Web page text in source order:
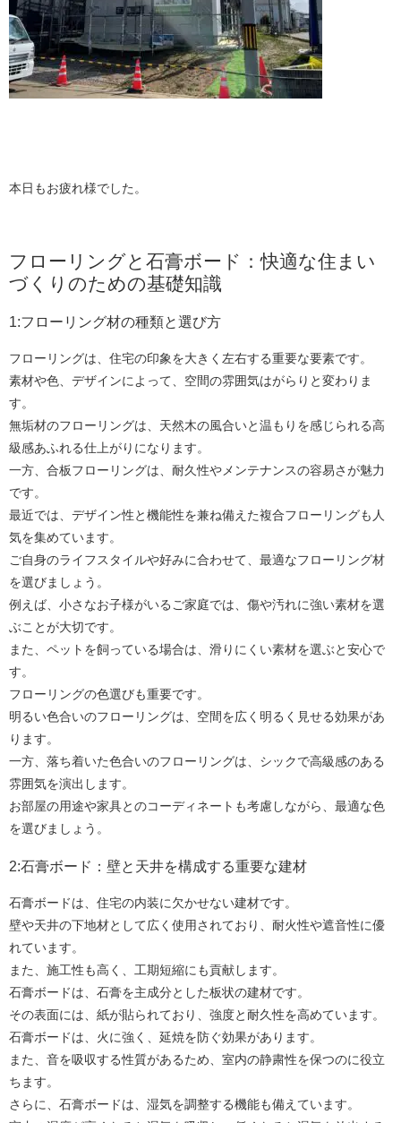
本日もお疲れ様でした。
フローリングと石膏ボード：快適な住まい
づくりのための基礎知識
1:フローリング材の種類と選び方
フローリングは、住宅の印象を大きく左右する重要な要素です。
素材や色、デザインによって、空間の雰囲気はがらりと変わりま
す。
無垢材のフローリングは、天然木の風合いと温もりを感じられる高
級感あふれる仕上がりになります。
一方、合板フローリングは、耐久性やメンテナンスの容易さが魅力
です。
最近では、デザイン性と機能性を兼ね備えた複合フローリングも人
気を集めています。
ご自身のライフスタイルや好みに合わせて、最適なフローリング材
を選びましょう。
例えば、小さなお子様がいるご家庭では、傷や汚れに強い素材を選
ぶことが大切です。
また、ペットを飼っている場合は、滑りにくい素材を選ぶと安心で
す。
フローリングの色選びも重要です。
明るい色合いのフローリングは、空間を広く明るく見せる効果があ
ります。
一方、落ち着いた色合いのフローリングは、シックで高級感のある
雰囲気を演出します。
お部屋の用途や家具とのコーディネートも考慮しながら、最適な色
を選びましょう。
2:石膏ボード：壁と天井を構成する重要な建材
石膏ボードは、住宅の内装に欠かせない建材です。
壁や天井の下地材として広く使用されており、耐火性や遮音性に優
れています。
また、施工性も高く、工期短縮にも貢献します。
石膏ボードは、石膏を主成分とした板状の建材です。
その表面には、紙が貼られており、強度と耐久性を高めています。
石膏ボードは、火に強く、延焼を防ぐ効果があります。
また、音を吸収する性質があるため、室内の静粛性を保つのに役立
ちます。
さらに、石膏ボードは、湿気を調整する機能も備えています。